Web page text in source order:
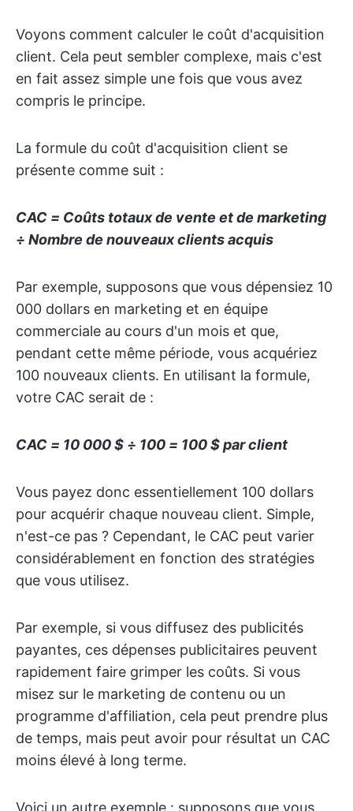
Voyons comment calculer le coût d'acquisition
client. Cela peut sembler complexe, mais c'est
en fait assez simple une fois que vous avez
compris le principe.
La formule du coût d'acquisition client se
présente comme suit :
CAC = Coûts totaux de vente et de marketing
÷ Nombre de nouveaux clients acquis
Par exemple, supposons que vous dépensiez 10
000 dollars en marketing et en équipe
commerciale au cours d'un mois et que,
pendant cette même période, vous acquériez
100 nouveaux clients. En utilisant la formule,
votre CAC serait de :
CAC = 10 000 $ ÷ 100 = 100 $ par client
Vous payez donc essentiellement 100 dollars
pour acquérir chaque nouveau client. Simple,
n'est-ce pas ? Cependant, le CAC peut varier
considérablement en fonction des stratégies
que vous utilisez.
Par exemple, si vous diffusez des publicités
payantes, ces dépenses publicitaires peuvent
rapidement faire grimper les coûts. Si vous
misez sur le marketing de contenu ou un
programme d'affiliation, cela peut prendre plus
de temps, mais peut avoir pour résultat un CAC
moins élevé à long terme.
Voici un autre exemple : supposons que vous